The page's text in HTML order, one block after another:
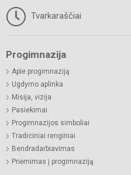
Tvarkaraščiai
Progimnazija
Apie progimnaziją
Ugdymo aplinka
Misija, vizija
Pasiekimai
Progimnazijos simboliai
Tradiciniai renginiai
Bendradarbiavimas
Priėmimas į progimnaziją